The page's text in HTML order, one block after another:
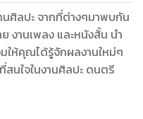
งานเพลง และหนังสั้น นำ
ให้คุณได้รู้จักผลงานใหม่ๆ
นใจในงานศิลปะ ดนตรี
Interviews Design